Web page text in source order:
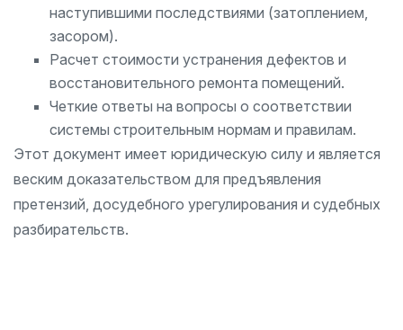
наступившими последствиями (затоплением,
засором).
Расчет стоимости устранения дефектов и
восстановительного ремонта помещений.
Четкие ответы на вопросы о соответствии
системы строительным нормам и правилам.
Этот документ имеет юридическую силу и является
веским доказательством для предъявления
претензий, досудебного урегулирования и судебных
разбирательств.